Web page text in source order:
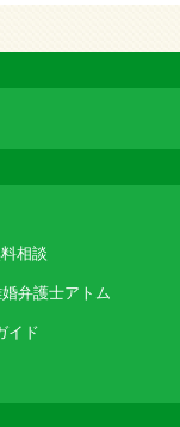
相談
弁護士アトム
イド